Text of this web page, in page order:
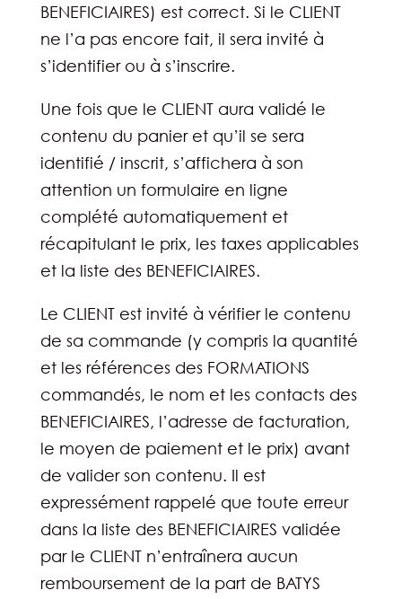
BENEFICIAIRES) est correct. Si le CLIENT
ne l’a pas encore fait, il sera invité à
s’identifier ou à s’inscrire.
Une fois que le CLIENT aura validé le
contenu du panier et qu’il se sera
identifié / inscrit, s’affichera à son
attention un formulaire en ligne
complété automatiquement et
récapitulant le prix, les taxes applicables
et la liste des BENEFICIAIRES.
Le CLIENT est invité à vérifier le contenu
de sa commande (y compris la quantité
et les références des FORMATIONS
commandés, le nom et les contacts des
BENEFICIAIRES, l’adresse de facturation,
le moyen de paiement et le prix) avant
de valider son contenu. Il est
expressément rappelé que toute erreur
dans la liste des BENEFICIAIRES validée
par le CLIENT n’entraînera aucun
remboursement de la part de BATYS